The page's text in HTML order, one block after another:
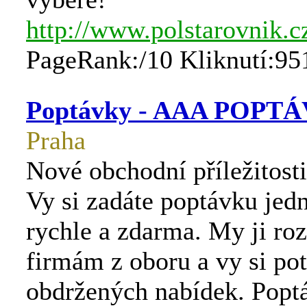
http://
PageRank:/10
Poptávky - AAA
Praha
Nové obchodní
Vy si zadáte poptávku
rychle a zdarma. My ji
firmám z oboru a vy si
obdržených nabídek.